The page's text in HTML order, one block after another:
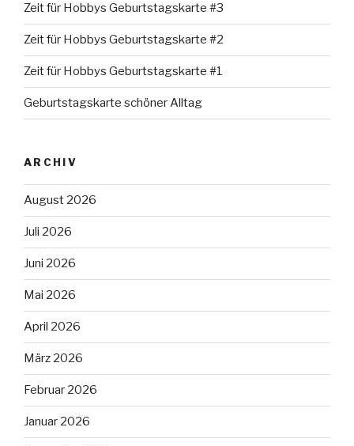
Zeit für Hobbys Geburtstagskarte #3
Zeit für Hobbys Geburtstagskarte #2
Zeit für Hobbys Geburtstagskarte #1
Geburtstagskarte schöner Alltag
ARCHIV
August 2026
Juli 2026
Juni 2026
Mai 2026
April 2026
März 2026
Februar 2026
Januar 2026